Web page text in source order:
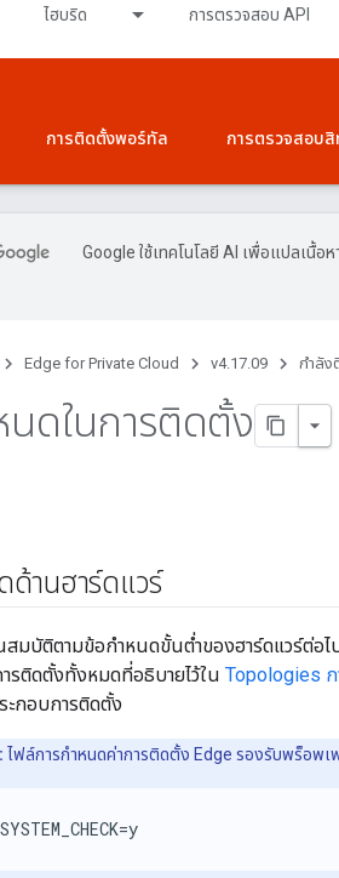
ไฮบริด การตรวจสอบ API
การติดตั้งพอร์ทัล การตรวจสอบ
Google ใช้เทคโนโลยี AI เพื่อแปลเนื้
Edge for Private Cloud v4.17.09 กำลัง
นดในการติดตั้ง
ด้านฮาร์ดแวร์
บัติตามข้อกำหนดขั้นต่ำของฮาร์ดแวร์ต่อไ
รติดตั้งทั้งหมดที่อธิบายไว้ใน Topologies ก
ะกอบการติดตั้ง
ไฟล์การกำหนดค่าการติดตั้ง Edge รองรับพร็อพ